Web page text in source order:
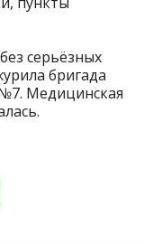
серьёзных
бригада
Медицинская